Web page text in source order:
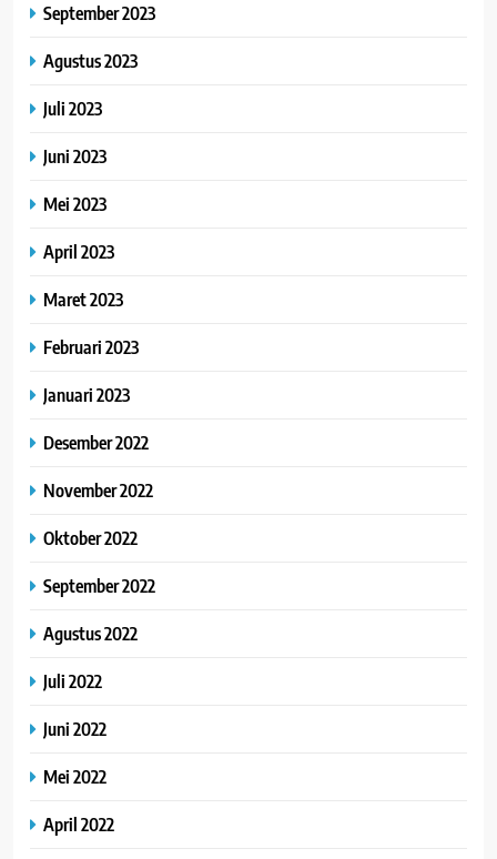
September 2023
Agustus 2023
Juli 2023
Juni 2023
Mei 2023
April 2023
Maret 2023
Februari 2023
Januari 2023
Desember 2022
November 2022
Oktober 2022
September 2022
Agustus 2022
Juli 2022
Juni 2022
Mei 2022
April 2022